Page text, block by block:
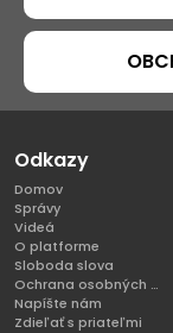
Odkazy
Domov
Správy
Videá
O platforme
Sloboda slova
Ochrana osobných údajov
Napíšte nám
Zdieľať s priateľmi